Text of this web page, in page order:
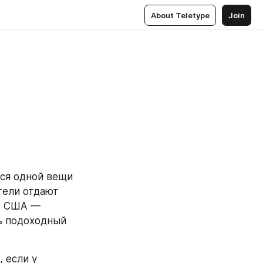
About Teletype Join
одной вещи
отдают
США —
подоходный
если у